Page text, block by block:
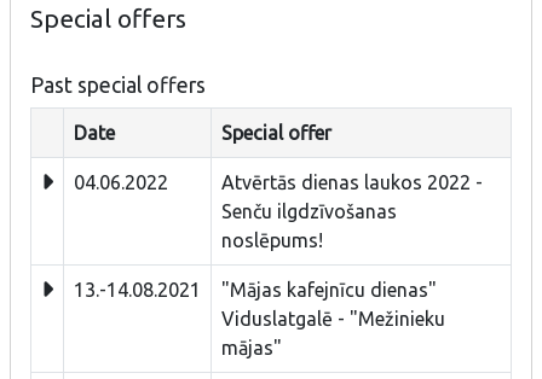
Special offers
Past special offers
Date Special offer
04.06.2022
Atvērtās dienas laukos 2022 -
Senču ilgdzīvošanas
noslēpums!
13.-14.08.2021
"Mājas kafejnīcu dienas"
Viduslatgalē - "Mežinieku
mājas"